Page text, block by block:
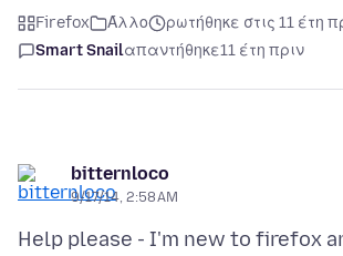
Firefox Άλλο
ρωτήθηκε στις 11 έτη
Smart Snailαπαντήθηκε11 έτη πριν
bitternloco
9/17/14, 2:58 AM
Help please - I'm new to firefox